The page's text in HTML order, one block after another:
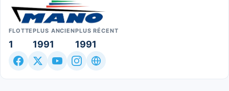
FLOTTE
1
PLUS ANCIEN
1991
PLUS RÉCENT
1991